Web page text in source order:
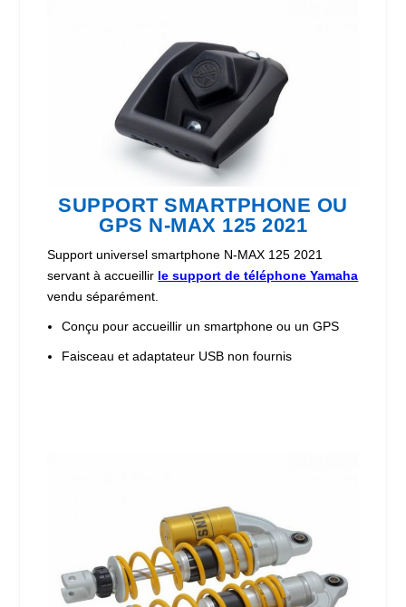
SUPPORT SMARTPHONE OU
GPS N-MAX 125 2021
Support universel smartphone N-MAX 125 2021
servant à accueillir le support de téléphone Yamaha
vendu séparément.
Conçu pour accueillir un smartphone ou un GPS
Faisceau et adaptateur USB non fournis